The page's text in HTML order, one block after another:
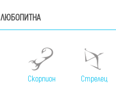
ЛЮБОПИТНА
Скорпион Стрелец